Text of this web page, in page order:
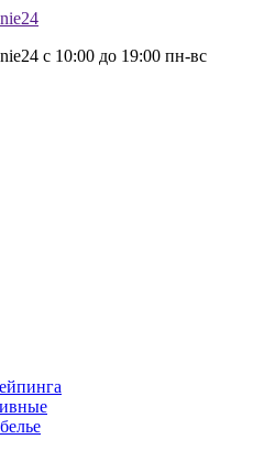
с 10:00 до 19:00 пн-вс